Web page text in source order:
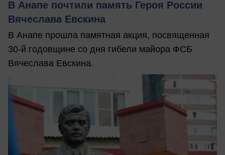
В Анапе почтили память Героя России
Вячеслава Евскина
В Анапе прошла памятная акция, посвященная
30-й годовщине со дня гибели майора ФСБ
Вячеслава Евскина.